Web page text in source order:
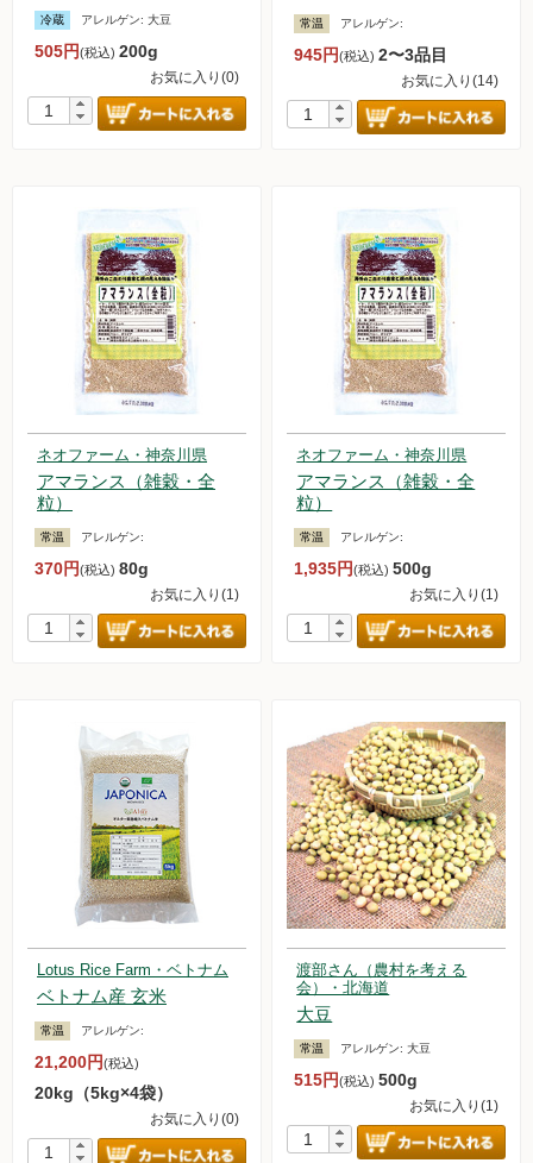
冷蔵 アレルゲン: 大豆
505円(税込) 200g
お気に入り(0)
常温 アレルゲン:
945円(税込)2〜3品目
お気に入り(14)
ネオファーム・神奈川県
アマランス（雑穀・全
粒）
常温 アレルゲン:
370円(税込) 80g
お気に入り(1)
ネオファーム・神奈川県
アマランス（雑穀・全
粒）
常温 アレルゲン:
1,935円(税込)500g
お気に入り(1)
Lotus Rice Farm・ベトナム
ベトナム産 玄米
常温 アレルゲン:
21,200円(税込)
20kg（5kg×4袋）
お気に入り(0)
渡部さん（農村を考える
会）・北海道
大豆
常温 アレルゲン:大豆
515円(税込)500g
お気に入り(1)